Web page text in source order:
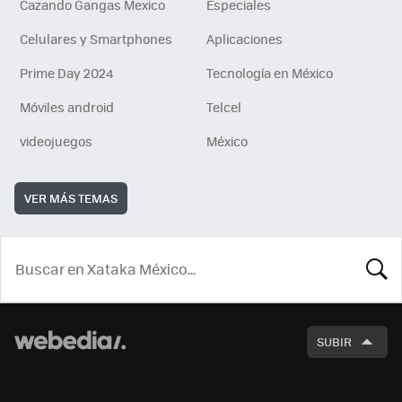
Cazando Gangas Mexico
Especiales
Celulares y Smartphones
Aplicaciones
Prime Day 2024
Tecnología en México
Móviles android
Telcel
videojuegos
México
VER MÁS TEMAS
SUBIR